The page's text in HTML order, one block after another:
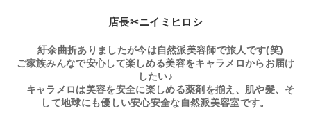
店長✂ニイミヒロシ
紆余曲折ありましたが今は自然派美容師で旅人です(笑)
ご家族みんなで安心して楽しめる美容をキャラメロからお届け
したい♪
キャラメロは美容を安全に楽しめる薬剤を揃え、肌や髪、そ
して地球にも優しい安心安全な自然派美容室です。